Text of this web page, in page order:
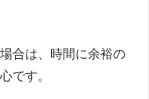
合は、時間に余裕の
です。